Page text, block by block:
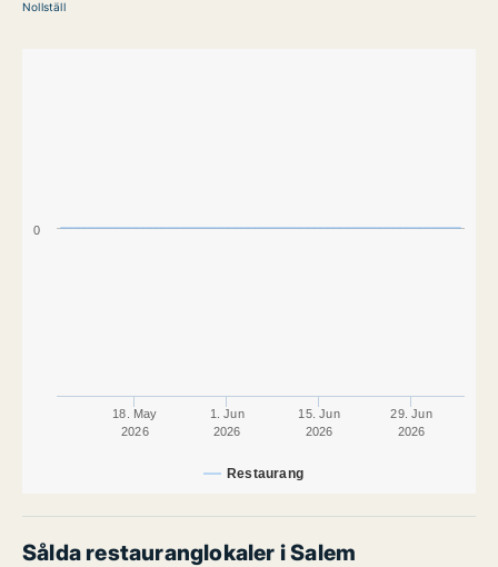
Nollställ
Restaurang
18. May
2026
1. Jun
2026
15. Jun
2026
29. Jun
2026
0
Sålda restauranglokaler i Salem